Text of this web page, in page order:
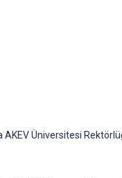
AKEV Üniversitesi